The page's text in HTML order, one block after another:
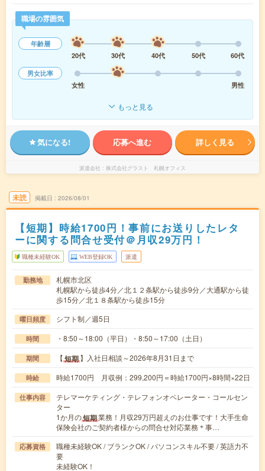
職場の雰囲気
年齢層
20代
30代 40代 50代
60代
男女比率
女性
男性
もっと見る
気になる! 応募へ進む 詳しく見る
派遣会社 株式会社グラスト 札幌オフィス
未読 掲載日 2026/08/01
【短期】時給1700円！事前にお送りしたレタ
ーに関する問合せ受付＠月収29万円！
職種未経験OK WEB登録OK 派遣
勤務地
札幌市北区
札幌駅から徒歩4分／北１２条駅から徒歩9分／大通駅から徒
歩15分／北１８条駅から徒歩15分
曜日頻度 シフト制／週5日
時間 ・8:50～18:00（平日）・8:50～17:00（土日）
期間 【短期】入社日相談～2026年8月31日まで
時給 時給1700円 月収例：299,200円＝時給1700円×8時間×22日
仕事内容
テレマーケティング・テレフォンオペレーター・コールセン
ター
1か月の短期業務！月収29万円超えのお仕事です！大手生命
保険会社のご契約者様からの問合せ対応業務＊事…
応募資格
職種未経験OK / ブランクOK / パソコンスキル不要 / 英語力不
要
未経験OK！